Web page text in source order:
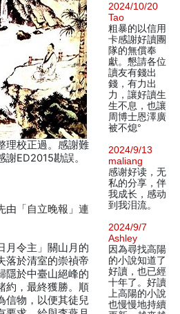
理校正過。感謝難
ED2015勘誤。
由「自立晚報」連
月令主」關山月的
落於清室的崇禎帝
隱於中臺山絕峰的
約，最終獲勝。順
信物，以便其徒兒
2024/10/20
Tao
粗暴的以信用
卡感謝好讀團
隊的無償奉
獻。懇請各位
讀友有錢出
錢，有力出
力，讓好讀生
生不息，也讓
周博士恩澤廣
被不熄°
2024/9/13
maliang
感谢好读，无
私的分享，伴
我成长，感动
到我泪流。
2024/9/7
Ashley
因為尋找高陽
的小說知道了
好讀，也已經
十年了。好讀
上高陽的小說
也慢慢地持續